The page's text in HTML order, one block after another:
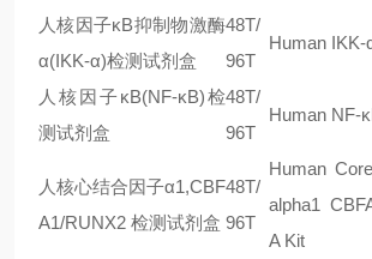
人核因子κB抑制物激酶
α(IKK-α)检测试剂盒
48T/
96T
Human IKK-
人核因子κB(NF-κB)检
测试剂盒
48T/
96T
Human NF-
人核心结合因子α1,CBF
A1/RUNX2 检测试剂盒
48T/
96T
Human
alpha1
A Kit